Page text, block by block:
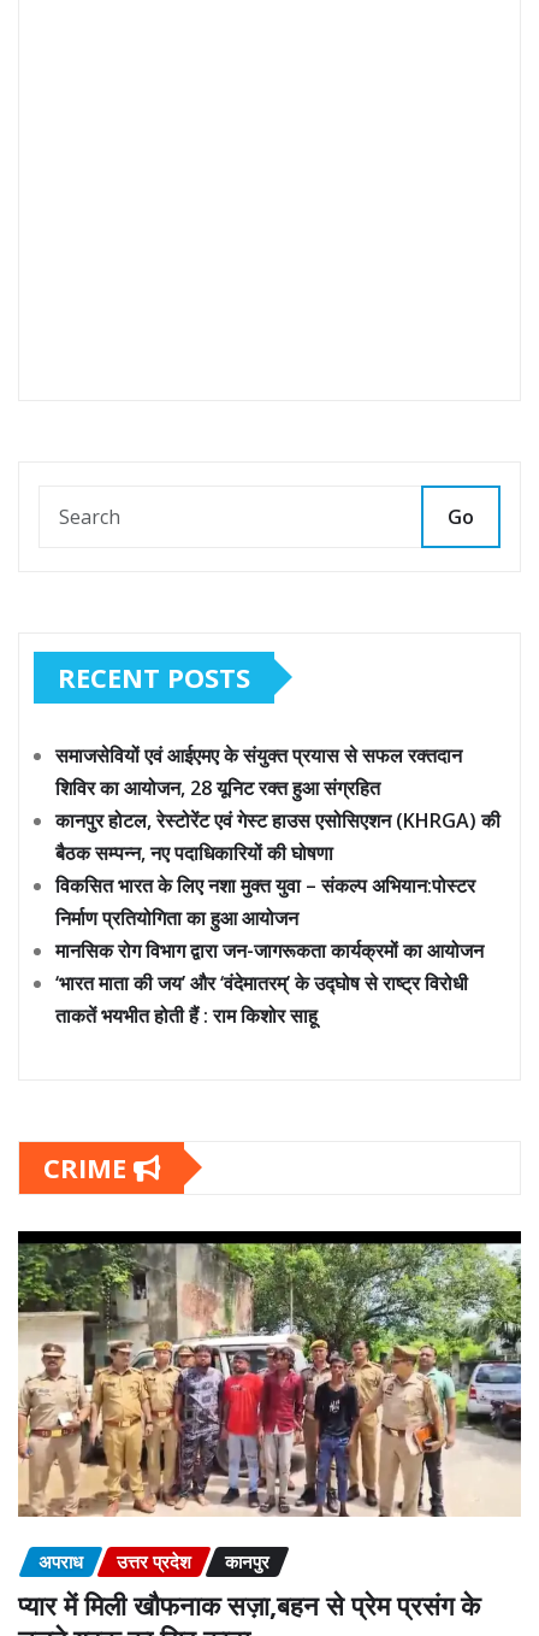
Go
RECENT POSTS
समाजसेवियों एवं आईएमए के संयुक्त प्रयास से सफल रक्तदान
शिविर का आयोजन, 28 यूनिट रक्त हुआ संग्रहित
कानपुर होटल, रेस्टोरेंट एवं गेस्ट हाउस एसोसिएशन (KHRGA) की
बैठक सम्पन्न, नए पदाधिकारियों की घोषणा
विकसित भारत के लिए नशा मुक्त युवा – संकल्प अभियान:पोस्टर
निर्माण प्रतियोगिता का हुआ आयोजन
मानसिक रोग विभाग द्वारा जन-जागरूकता कार्यक्रमों का आयोजन
‘भारत माता की जय’ और ‘वंदेमातरम्’ के उद्घोष से राष्ट्र विरोधी
ताकतें भयभीत होती हैं : राम किशोर साहू
CRIME
अपराध उत्तर प्रदेश कानपुर
प्यार में मिली खौफनाक सज़ा,बहन से प्रेम प्रसंग के